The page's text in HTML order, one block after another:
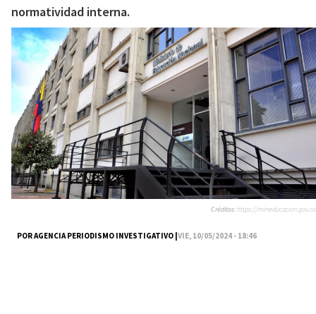
normatividad interna.
POR AGENCIA PERIODISMO INVESTIGATIVO |VIE, 10/05/2024 - 18:46
Créditos:https://mineducacion.gov.co